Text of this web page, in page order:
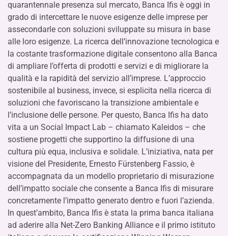
quarantennale presenza sul mercato, Banca Ifis è oggi in
grado di intercettare le nuove esigenze delle imprese per
assecondarle con soluzioni sviluppate su misura in base
alle loro esigenze. La ricerca dell’innovazione tecnologica e
la costante trasformazione digitale consentono alla Banca
di ampliare l’offerta di prodotti e servizi e di migliorare la
qualità e la rapidità del servizio all’imprese. L’approccio
sostenibile al business, invece, si esplicita nella ricerca di
soluzioni che favoriscano la transizione ambientale e
l’inclusione delle persone. Per questo, Banca Ifis ha dato
vita a un Social Impact Lab – chiamato Kaleidos – che
sostiene progetti che supportino la diffusione di una
cultura più equa, inclusiva e solidale. L’iniziativa, nata per
visione del Presidente, Ernesto Fürstenberg Fassio, è
accompagnata da un modello proprietario di misurazione
dell’impatto sociale che consente a Banca Ifis di misurare
concretamente l’impatto generato dentro e fuori l’azienda.
In quest’ambito, Banca Ifis è stata la prima banca italiana
ad aderire alla Net-Zero Banking Alliance e il primo istituto